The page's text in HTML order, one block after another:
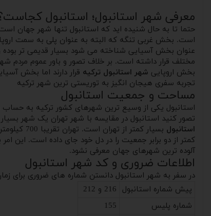
معرفی شهر استانبول؛ استانبول
حتما تا به حال شنیده اید که استانبول تنها شهر جهان
است. بخش غربی تنگه که البته به عنوان پلی به سمت
عنوان بخش آسیایی شناخته می شود بسیار قدیمی تر بوده
مختلف قرار داشته است. بر خلاف تصور و باور عموم مردم
بخش اروپایی شهر استانبول ترکیه قرار دارند اما بخش
تجربه سفری هیجان انگیز به توریستی ترین شهر ترکیه
مساحت و جمعیت استانبول
تصور کنید استانبول در مقایسه با شهر تهران یک شهر
استانبول
کمتر از دو برابر جمعیت را در دل خود جای داده است. این
آلوده ترین شهرهای جهان معرفی نشود.
اطلاعات ضروری و کد شهر استانبول
در سفر به شهر استانبول دانستن شماره های ضروری برای
پیش شماره استانبول 216 و 212
شماره پلیس
155